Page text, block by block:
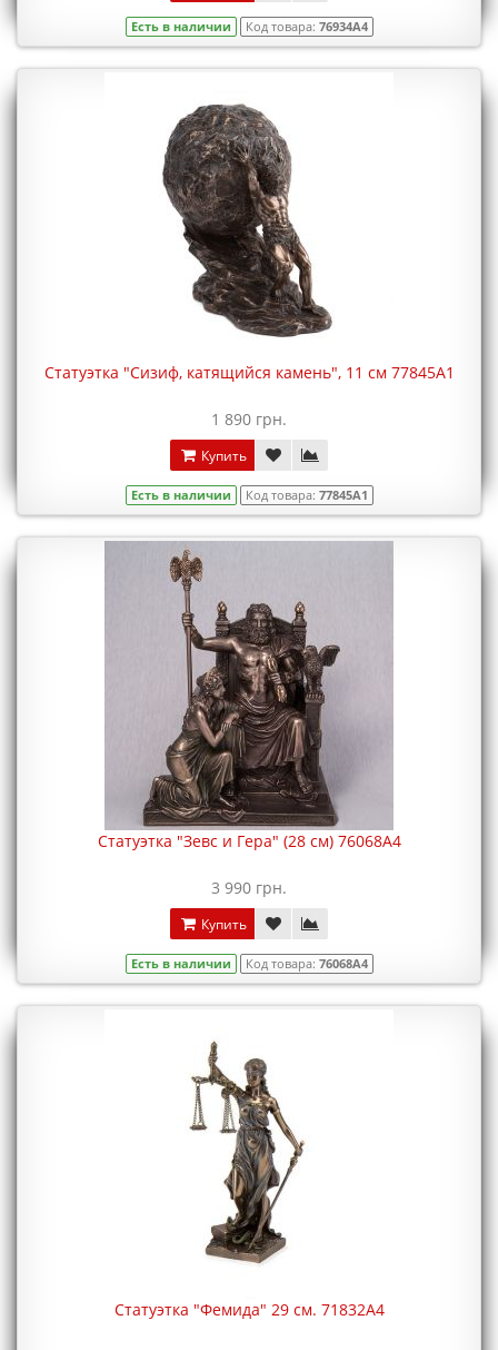
Есть в наличии Код товара: 76934A4
Статуэтка "Сизиф, катящийся камень", 11 см 77845A1
1 890 грн.
Купить
Есть в наличии Код товара: 77845A1
Статуэтка "Зевс и Гера" (28 см) 76068A4
3 990 грн.
Купить
Есть в наличии Код товара: 76068A4
Статуэтка "Фемида" 29 см. 71832A4